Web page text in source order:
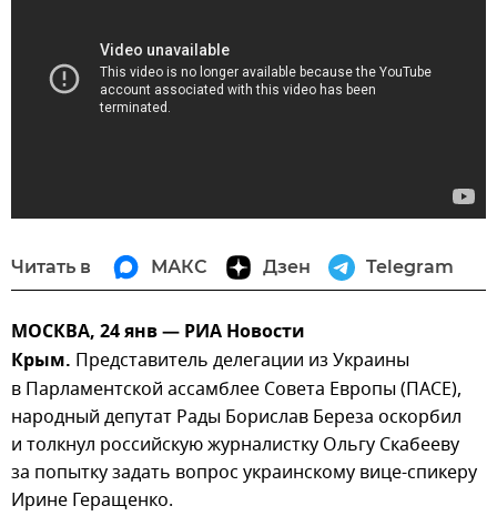
Читать в МАКС Дзен Telegram
МОСКВА, 24 янв — РИА Новости
Крым. Представитель делегации из Украины
в Парламентской ассамблее Совета Европы (ПАСЕ),
народный депутат Рады Борислав Береза оскорбил
и толкнул российскую журналистку Ольгу Скабееву
за попытку задать вопрос украинскому вице-спикеру
Ирине Геращенко.